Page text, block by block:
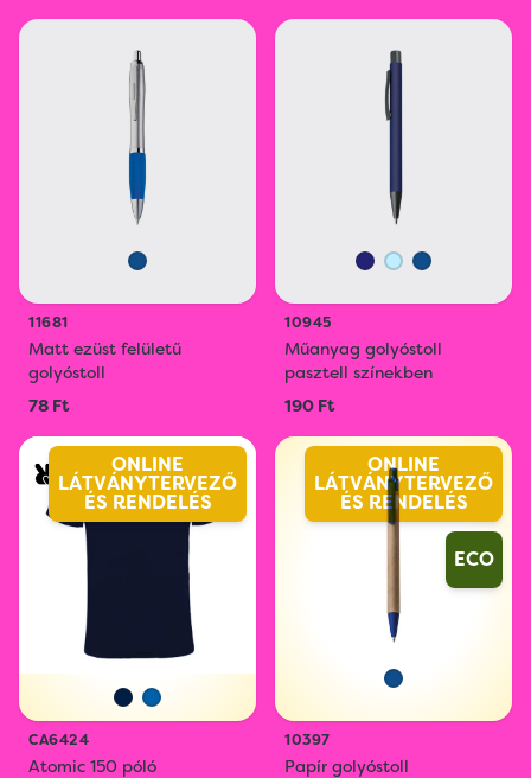
11681
Matt ezüst felületű
golyóstoll
78 Ft
10945
Műanyag golyóstoll
pasztell színekben
190 Ft
ONLINE
LÁTVÁNYTERVEZŐ
ÉS RENDELÉS
CA6424
Atomic 150 póló
ONLINE
LÁTVÁNYTERVEZŐ
ÉS RENDELÉS
ECO
10397
Papír golyóstoll